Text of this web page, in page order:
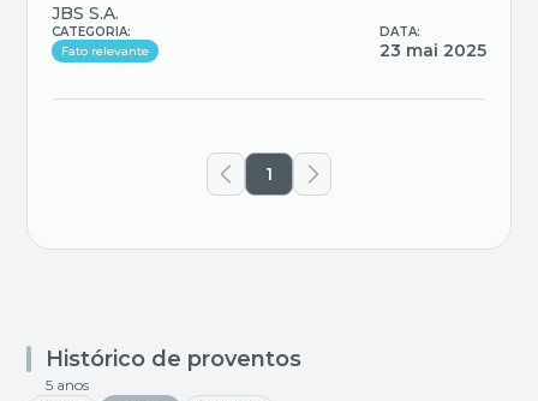
JBS S.A.
CATEGORIA:
Fato relevante
DATA:
23 mai 2025
1
Histórico de proventos
5 anos